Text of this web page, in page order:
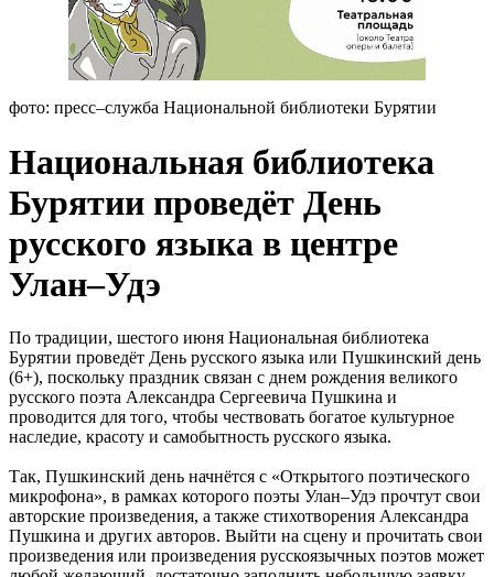
фото: пресс–служба Национальной библиотеки Бурятии
Национальная библиотека
Бурятии проведёт День
русского языка в центре
Улан–Удэ
По традиции, шестого июня Национальная библиотека
Бурятии проведёт День русского языка или Пушкинский день
(6+), поскольку праздник связан с днем рождения великого
русского поэта Александра Сергеевича Пушкина и
проводится для того, чтобы чествовать богатое культурное
наследие, красоту и самобытность русского языка.
Так, Пушкинский день начнётся с «Открытого поэтического
микрофона», в рамках которого поэты Улан–Удэ прочтут свои
авторские произведения, а также стихотворения Александра
Пушкина и других авторов. Выйти на сцену и прочитать свои
произведения или произведения русскоязычных поэтов может